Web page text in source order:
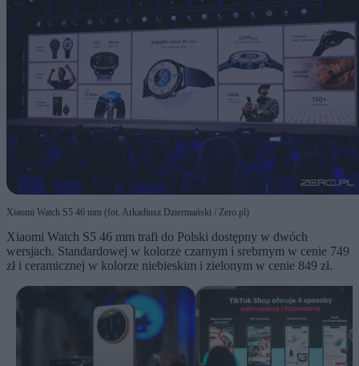
Xiaomi Watch S5 46 mm (fot. Arkadiusz Dziermański / Zero.pl)
Xiaomi Watch S5 46 mm trafi do Polski dostępny w dwóch
wersjach. Standardowej w kolorze czarnym i srebrnym w cenie 749
zł i ceramicznej w kolorze niebieskim i zielonym w cenie 849 zł.